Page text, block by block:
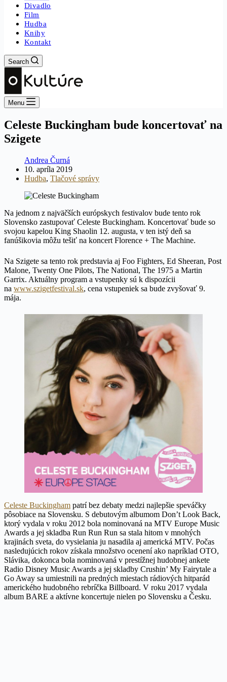
Divadlo
Film
Hudba
Knihy
Kontakt
Search
Menu
Celeste Buckingham bude koncertovať na
Szigete
Andrea Čurná
10. apríla 2019
Hudba, Tlačové správy
Na jednom z najväčších európskych festivalov bude tento rok
Slovensko zastupovať Celeste Buckingham. Koncertovať bude so
svojou kapelou King Shaolin 12. augusta, v ten istý deň sa
fanúšikovia môžu tešiť na koncert Florence + The Machine.
Na Szigete sa tento rok predstavia aj Foo Fighters, Ed Sheeran, Post
Malone, Twenty One Pilots, The National, The 1975 a Martin
Garrix. Aktuálny program a vstupenky sú k dispozícii
na www.szigetfestival.sk, cena vstupeniek sa bude zvyšovať 9.
mája.
Celeste Buckingham patrí bez debaty medzi najlepšie speváčky
pôsobiace na Slovensku. S debutovým albumom Don’t Look Back,
ktorý vydala v roku 2012 bola nominovaná na MTV Europe Music
Awards a jej skladba Run Run Run sa stala hitom v mnohých
krajinách sveta, do vysielania ju nasadila aj americká MTV. Počas
nasledujúcich rokov získala množstvo ocenení ako napríklad OTO,
Slávika, dokonca bola nominovaná v prestížnej hudobnej ankete
Radio Disney Music Awards a jej skladby Crushin’ My Fairytale a
Go Away sa umiestnili na predných miestach rádiových hitparád
amerického hudobného rebríčka Billboard. V roku 2017 vydala
album BARE a aktívne koncertuje nielen po Slovensku a Česku.